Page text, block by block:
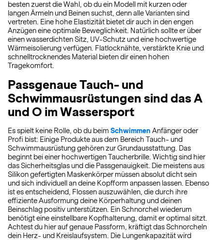
besten zuerst die Wahl, ob du ein Modell mit kurzen oder
langen Ärmeln und Beinen suchst, denn alle Varianten sind
vertreten. Eine hohe Elastizität bietet dir auch in den engen
Anzügen eine optimale Beweglichkeit. Natürlich sollte er über
einen wasserdichten Sitz, UV-Schutz und eine hochwertige
Wärmeisolierung verfügen. Flatlocknähte, verstärkte Knie und
schnelltrocknendes Material bieten dir einen hohen
Tragekomfort.
Passgenaue Tauch- und
Schwimmausrüstungen sind das A
und O im Wassersport
Es spielt keine Rolle, ob du beim Schwimmen Anfänger oder
Profi bist: Einige Produkte aus dem Bereich Tauch- und
Schwimmausrüstung gehören zur Grundausstattung. Das
beginnt bei einer hochwertigen Taucherbrille. Wichtig sind hier
das Sicherheitsglas und die Passgenauigkeit. Die meistens aus
Silikon gefertigten Maskenkörper müssen absolut dicht sein
und sich individuell an deine Kopfform anpassen lassen. Ebenso
ist es entscheidend, Flossen auszuwählen, die durch ihre
effiziente Ausformung deine Körperhaltung und deinen
Beinschlag positiv unterstützen. Ein Schnorchel wiederum
benötigt eine einstellbare Kopfhalterung, damit er optimal sitzt.
Achtest du hier auf genaue Passform, kräftigt das Schnorcheln
dein Herz- und Kreislaufsystem. Die Lungenkapazität wird